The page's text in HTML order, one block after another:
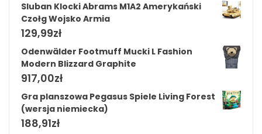
Sluban Klocki Abrams M1A2 Amerykański
Czołg Wojsko Armia
129,99zł
Odenwälder Footmuff Mucki L Fashion
Modern Blizzard Graphite
917,00zł
Gra planszowa Pegasus Spiele Living Forest
(wersja niemiecka)
188,91zł